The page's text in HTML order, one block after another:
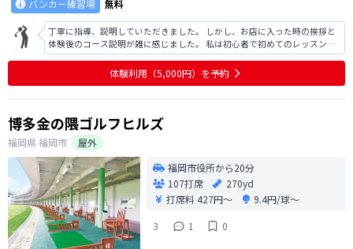
バンカー練習場
無料
丁寧に指導、説明していただきました。 しかし、お店に入った時の挨拶と
体験後のコース説明が雑に感じました。 私は初心者で初めてのレッスン体
験だったので、細かく教えていただきたかったのですが簡易的で入店時の
挨拶も歓迎されてる感じがなかったなので素直に通おうとは思えませんで
した。また、駅から少し遠めなので
体験利用（5,000円）を予約
博多金の隈ゴルフヒルズ
福岡県福岡市
屋外
福岡市役所から20分
107打席
270yd
打席料427円〜
9.4円/球〜
3
1 0